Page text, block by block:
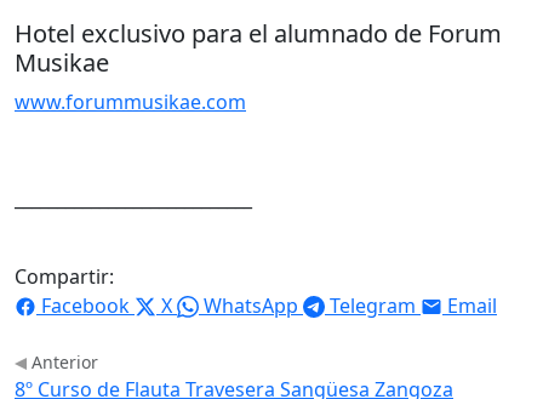
Hotel exclusivo para el alumnado de Forum
Musikae
www.forummusikae.com
Compartir:
Facebook
X WhatsApp Telegram Email
Anterior
8º Curso de Flauta Travesera Sangüesa Zangoza